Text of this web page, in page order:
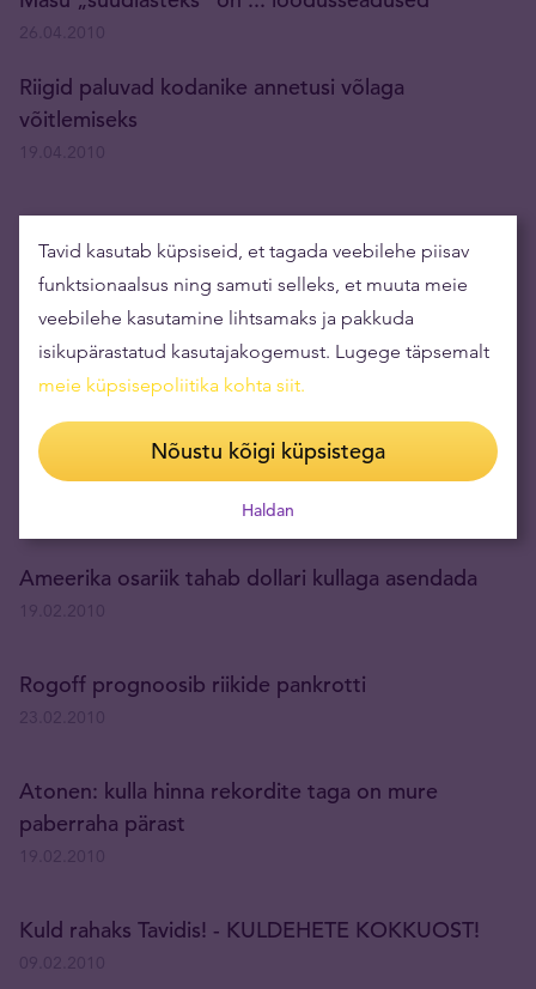
Riigid paluvad kodanike annetusi võlaga
võitlemiseks
09.04.2010
Alar Tamming: Kas U, V või W? Ei, hoopis ɥ - loe
artiklit...
08.04.2010
Kulla hind purustas järjekordse rekordi euros
Ameerika osariik tahab dollari kullaga asendada
Rogoff prognoosib riikide pankrotti
Atonen: kulla hinna rekordite taga on mure
paberraha pärast
Kuld rahaks Tavidis! - KULDEHETE KOKKUOST!
Tavid kasutab küpsiseid, et tagada veebilehe piisav
funktsionaalsus ning samuti selleks, et muuta meie
veebilehe kasutamine lihtsamaks ja pakkuda
isikupärastatud kasutajakogemust. Lugege täpsemalt
meie küpsisepoliitika kohta siit.
Nõustu kõigi küpsistega
Haldan